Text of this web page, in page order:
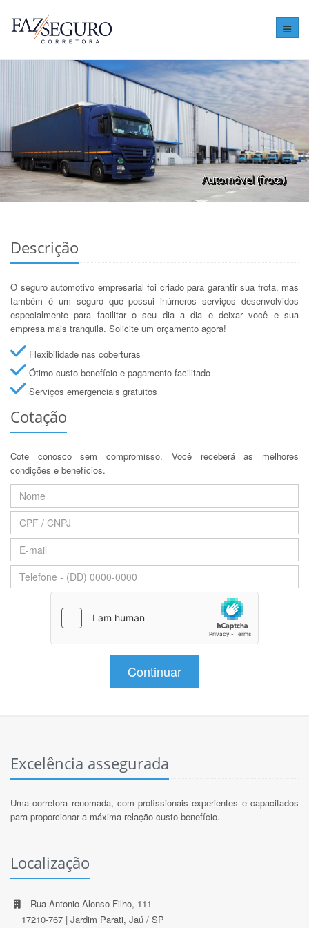
Automóvel (frota)
Descrição
O seguro automotivo empresarial foi criado para garantir sua frota, mas
também é um seguro que possui inúmeros serviços desenvolvidos
especialmente para facilitar o seu dia a dia e deixar você e sua
empresa mais tranquila. Solicite um orçamento agora!
Flexibilidade nas coberturas
Ótimo custo benefício e pagamento facilitado
Serviços emergenciais gratuitos
Cotação
Cote conosco sem compromisso. Você receberá as melhores
condições e benefícios.
Continuar
Excelência assegurada
Uma corretora renomada, com profissionais experientes e capacitados
para proporcionar a máxima relação custo-benefício.
Localização
Rua Antonio Alonso Filho, 111
17210-767 | Jardim Parati, Jaú / SP